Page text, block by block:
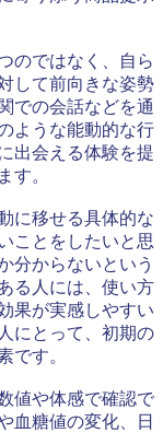
のではなく、自ら
して前向きな姿勢
での会話などを通
ような能動的な行
出会える体験を提
す。
に移せる具体的な
ことをしたいと思
分からないという
る人には、使い方
果が実感しやすい
にとって、初期の
です。
値や体感で確認で
血糖値の変化、日